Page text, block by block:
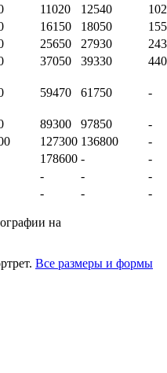
11020 12540
16150 18050
25650 27930
37050 39330
59470 61750 -
89300 97850
-
127300 136800
-
178600 -
-
- -
-
- - -
на
Все размеры и формы